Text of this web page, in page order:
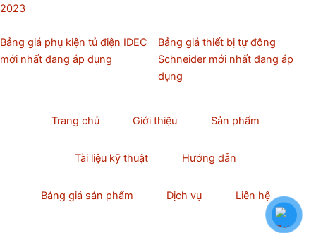
2023
Bảng giá phụ kiện tủ điện IDEC
mới nhất đang áp dụng
Bảng giá thiết bị tự động
Schneider mới nhất đang áp
dụng
Trang chủ Giới thiệu Sản phẩm
Tài liệu kỹ thuật Hướng dẫn
Bảng giá sản phẩm Dịch vụ Liên hệ